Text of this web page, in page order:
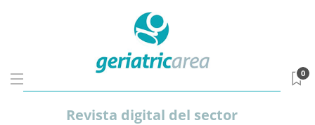
Revista digital del sector
0